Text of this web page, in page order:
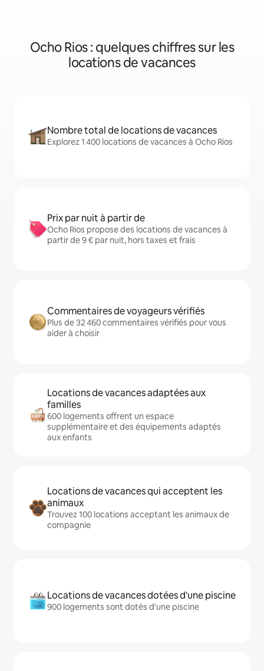
Ocho Rios : quelques chiffres sur les
locations de vacances
Nombre total de locations de vacances
Explorez 1 400 locations de vacances à Ocho Rios
Prix par nuit à partir de
Ocho Rios propose des locations de vacances à
partir de 9 € par nuit, hors taxes et frais
Commentaires de voyageurs vérifiés
Plus de 32 460 commentaires vérifiés pour vous
aider à choisir
Locations de vacances adaptées aux
familles
600 logements offrent un espace
supplémentaire et des équipements adaptés
aux enfants
Locations de vacances qui acceptent les
animaux
Trouvez 100 locations acceptant les animaux de
compagnie
Locations de vacances dotées d'une piscine
900 logements sont dotés d'une piscine